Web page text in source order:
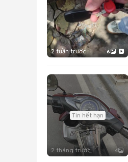
2 tuần trước 6
Tin hết hạn
2 tháng trước 4